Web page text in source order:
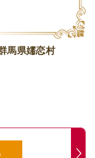
馬県嬬恋村